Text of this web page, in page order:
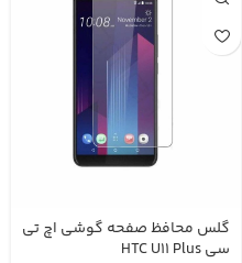
گلس محافظ صفحه گوشی اچ تی
سی HTC U11 Plus